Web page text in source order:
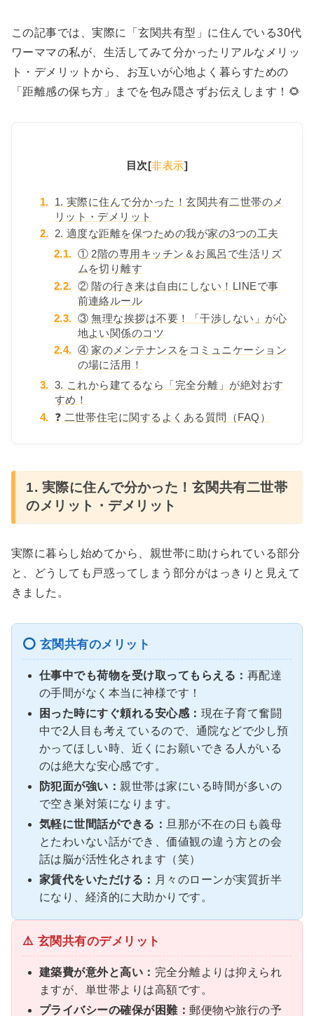
この記事では、実際に「玄関共有型」に住んでいる30代
ワーママの私が、生活してみて分かったリアルなメリッ
ト・デメリットから、お互いが心地よく暮らすための
「距離感の保ち方」までを包み隠さずお伝えします！🌻
目次[非表示]
1. 1. 実際に住んで分かった！玄関共有二世帯のメ
リット・デメリット
2. 2. 適度な距離を保つための我が家の3つの工夫
2.1. ① 2階の専用キッチン＆お風呂で生活リズ
ムを切り離す
2.2. ② 階の行き来は自由にしない！LINEで事
前連絡ルール
2.3. ③ 無理な挨拶は不要！「干渉しない」が心
地よい関係のコツ
2.4. ④ 家のメンテナンスをコミュニケーション
の場に活用！
3. 3. これから建てるなら「完全分離」が絶対おす
すめ！
4. ❓ 二世帯住宅に関するよくある質問（FAQ）
1. 実際に住んで分かった！玄関共有二世帯
のメリット・デメリット
実際に暮らし始めてから、親世帯に助けられている部分
と、どうしても戸惑ってしまう部分がはっきりと見えて
きました。
⭕️ 玄関共有のメリット
仕事中でも荷物を受け取ってもらえる： 再配達
の手間がなく本当に神様です！
困った時にすぐ頼れる安心感： 現在子育て奮闘
中で2人目も考えているので、通院などで少し預
かってほしい時、近くにお願いできる人がいる
のは絶大な安心感です。
防犯面が強い： 親世帯は家にいる時間が多いの
で空き巣対策になります。
気軽に世間話ができる： 旦那が不在の日も義母
とたわいない話ができ、価値観の違う方との会
話は脳が活性化されます（笑）
家賃代をいただける： 月々のローンが実質折半
になり、経済的に大助かりです。
⚠️ 玄関共有のデメリット
建築費が意外と高い： 完全分離よりは抑えられ
ますが、単世帯よりは高額です。
プライバシーの確保が困難：郵便物や旅行の予